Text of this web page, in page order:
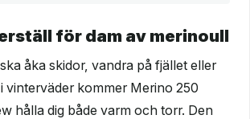
för dam av merinoull
åka skidor, vandra på fjället eller
vinterväder kommer Merino 250
hålla dig både varm och torr. Den